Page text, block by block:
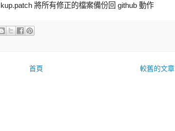
將所有修正的檔案備份回 github 動作
較舊的文章
首頁